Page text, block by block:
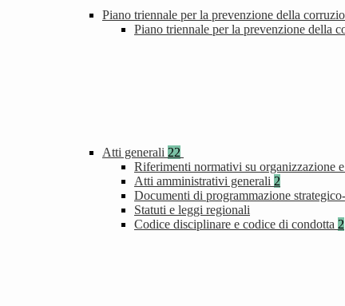
Piano triennale per la prevenzione della
Piano triennale per la prevenzione della
Atti generali 22
Riferimenti normativi su organizzazione
Atti amministrativi generali 2
Documenti di programmazione
Statuti e leggi regionali
Codice disciplinare e codice di condotta 2